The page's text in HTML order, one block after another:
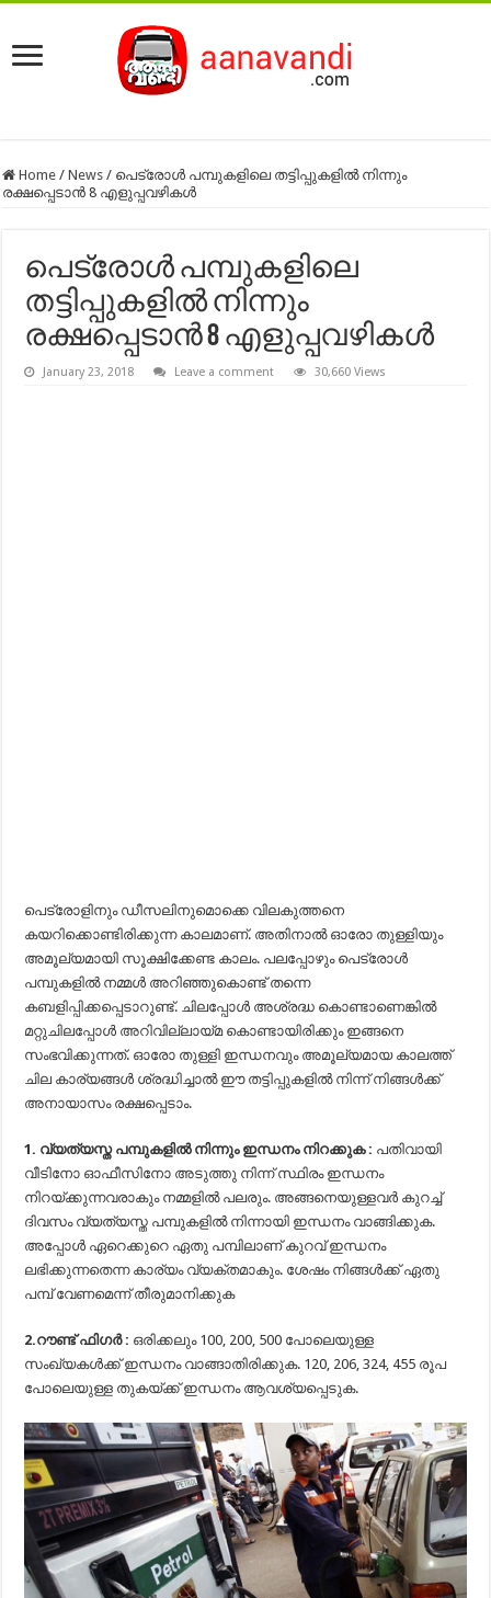
Home / News / പെട്രോള്‍ പമ്പുകളിലെ തട്ടിപ്പുകളില്‍ നിന്നും
രക്ഷപ്പെടാന്‍ 8 എളുപ്പവഴികള്‍
പെട്രോള്‍ പമ്പുകളിലെ
തട്ടിപ്പുകളില്‍ നിന്നും
രക്ഷപ്പെടാന്‍ 8 എളുപ്പവഴികള്‍
January 23, 2018 Leave a comment 30,660 Views
പെട്രോളിനും ഡീസലിനുമൊക്കെ വിലകുത്തനെ
കയറിക്കൊണ്ടിരിക്കുന്ന കാലമാണ്. അതിനാല്‍ ഓരോ തുള്ളിയും
അമൂല്യമായി സൂക്ഷിക്കേണ്ട കാലം. പലപ്പോഴും പെട്രോള്‍
പമ്പുകളില്‍ നമ്മള്‍ അറിഞ്ഞുകൊണ്ട് തന്നെ
കബളിപ്പിക്കപ്പെടാറുണ്ട്. ചിലപ്പോള്‍ അശ്രദ്ധ കൊണ്ടാണെങ്കില്‍
മറ്റുചിലപ്പോള്‍ അറിവില്ലായ്മ കൊണ്ടായിരിക്കും ഇങ്ങനെ
സംഭവിക്കുന്നത്. ഓരോ തുള്ളി ഇന്ധനവും അമൂല്യമായ കാലത്ത്
ചില കാര്യങ്ങള്‍ ശ്രദ്ധിച്ചാല്‍ ഈ തട്ടിപ്പുകളില്‍ നിന്ന് നിങ്ങള്‍ക്ക്
അനായാസം രക്ഷപ്പെടാം.
1. വ്യത്യസ്ത പമ്പുകളില്‍ നിന്നും ഇന്ധനം നിറക്കുക : പതിവായി
വീടിനോ ഓഫീസിനോ അടുത്തു നിന്ന് സ്ഥിരം ഇന്ധനം
നിറയ്ക്കുന്നവരാകും നമ്മളില്‍ പലരും. അങ്ങനെയുള്ളവര്‍ കുറച്ച്
ദിവസം വ്യത്യസ്ത പമ്പുകളില്‍ നിന്നായി ഇന്ധനം വാങ്ങിക്കുക.
അപ്പോള്‍ ഏറെക്കുറെ ഏതു പമ്പിലാണ് കുറവ് ഇന്ധനം
ലഭിക്കുന്നതെന്ന കാര്യം വ്യക്തമാകും. ശേഷം നിങ്ങള്‍ക്ക് ഏതു
പമ്പ് വേണമെന്ന് തീരുമാനിക്കുക
2.റൗണ്ട് ഫിഗര്‍ : ഒരിക്കലും 100, 200, 500 പോലെയുള്ള
സംഖ്യകള്‍ക്ക് ഇന്ധനം വാങ്ങാതിരിക്കുക. 120, 206, 324, 455 രൂപ
പോലെയുള്ള തുകയ്ക്ക് ഇന്ധനം ആവശ്യപ്പെടുക.